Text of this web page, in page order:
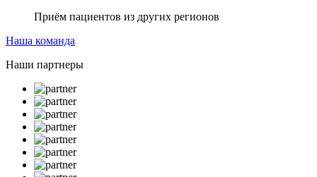
Приём пациентов из других регионов
Наша команда
Наши партнеры